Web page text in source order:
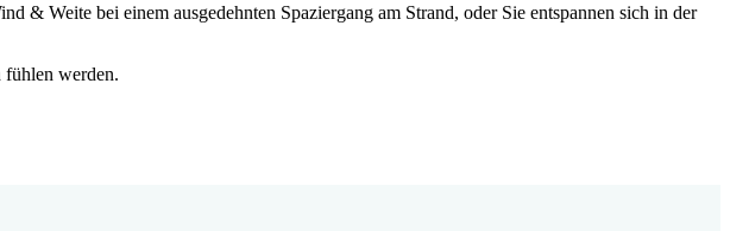
& Weite bei einem ausgedehnten Spaziergang am Strand, oder Sie entspannen sich in der
fühlen werden.